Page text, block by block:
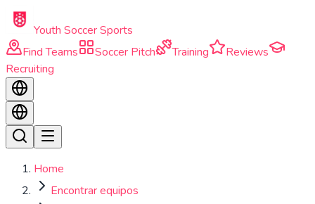
Skip to main content
Youth Soccer Sports
Find Teams
Soccer Pitch Training
Reviews
Recruiting
Home
Encontrar equipos